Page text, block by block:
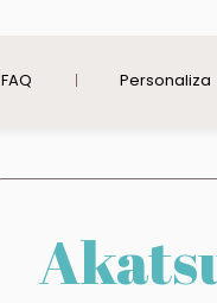
FAQ Personaliza